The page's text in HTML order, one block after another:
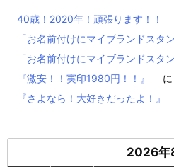
40歳！2020年！頑張ります！！
「お名前付けにマイブランドスタン
「お名前付けにマイブランドスタン
『激安！！実印1980円！！』
に
『さよなら！大好きだったよ！』
2026年